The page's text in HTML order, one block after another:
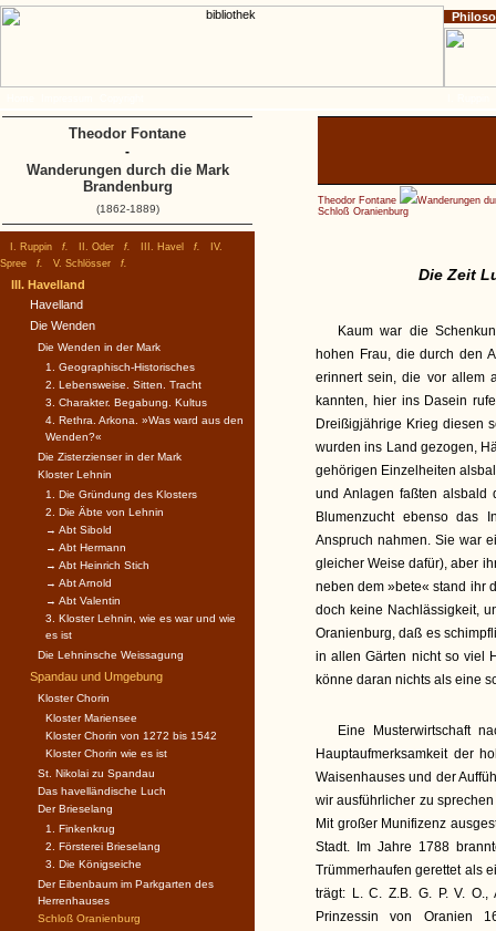
Theodor Fontane
Wanderungen
Schloß Oranienburg
Die Zeit
Kaum war die
hohen Frau, die durch den
erinnert sein, die vor allem
kannten, hier ins Dasein
Dreißigjährige Krieg diesen
wurden ins Land gezogen,
gehörigen Einzelheiten
und Anlagen faßten alsbald
Blumenzucht ebenso das
Anspruch nahmen. Sie war
gleicher Weise dafür), aber
neben dem »bete« stand ihr
doch keine Nachlässigkeit,
Oranienburg, daß es
in allen Gärten nicht so viel
könne daran nichts als eine
Eine Musterwirtschaft
Hauptaufmerksamkeit der
Waisenhauses und der
wir ausführlicher zu
Mit großer Munifizenz
Stadt. Im Jahre 1788
Trümmerhaufen gerettet als
trägt: L. C. Z.B. G. P. V. O.,
Prinzessin von Oranien
I. Ruppin f. II. Oder f. III. Havel f.
IV.
Spree
f. V. Schlösser f.
III. Havelland
Havelland
Die Wenden
Die Wenden in der Mark
1. Geographisch-Historisches
2. Lebensweise. Sitten. Tracht
3. Charakter. Begabung. Kultus
4. Rethra. Arkona. »Was ward aus den
Wenden?«
Die Zisterzienser in der Mark
Kloster Lehnin
1. Die Gründung des Klosters
2. Die Äbte von Lehnin
→ Abt Sibold
→ Abt Hermann
→ Abt Heinrich Stich
→ Abt Arnold
→ Abt Valentin
3. Kloster Lehnin, wie es war und wie
es ist
Die Lehninsche Weissagung
Spandau und Umgebung
Kloster Chorin
Kloster Mariensee
Kloster Chorin von 1272 bis 1542
Kloster Chorin wie es ist
St. Nikolai zu Spandau
Das havelländische Luch
Der Brieselang
1. Finkenkrug
2. Försterei Brieselang
3. Die Königseiche
Der Eibenbaum im Parkgarten des
Herrenhauses
Schloß Oranienburg
Theodor Fontane
-
Wanderungen durch die Mark
Brandenburg
(1862-1889)